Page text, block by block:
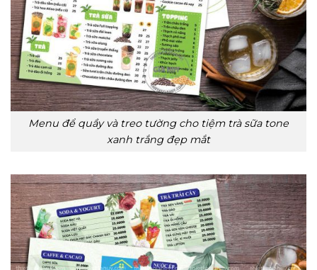
Menu để quầy và treo tường cho tiệm trà sữa tone
xanh trắng đẹp mắt